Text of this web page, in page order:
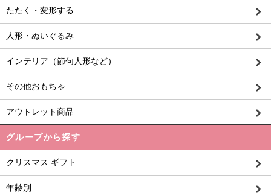
たたく・変形する
人形・ぬいぐるみ
インテリア（節句人形など）
その他おもちゃ
アウトレット商品
グループから探す
クリスマス ギフト
年齢別